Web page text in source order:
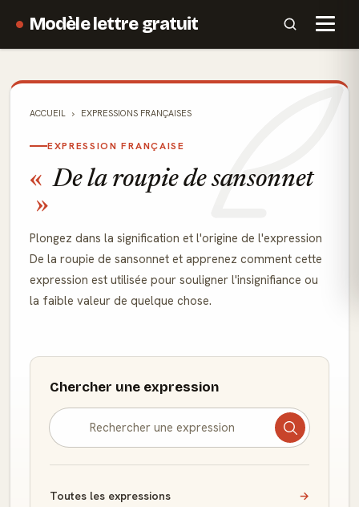
Modèle lettre gratuit
ACCUEIL EXPRESSIONS FRANÇAISES
EXPRESSION FRANÇAISE
De la roupie de sansonnet
Plongez dans la signification et l'origine de l'expression
De la roupie de sansonnet et apprenez comment cette
expression est utilisée pour souligner l'insignifiance ou
la faible valeur de quelque chose.
Chercher une expression
Toutes les expressions →